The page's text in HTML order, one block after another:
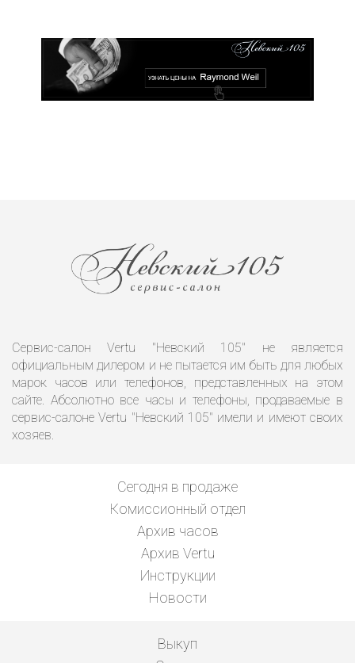
Сервис-салон Vertu "Невский 105" не является
официальным дилером и не пытается им быть для любых
марок часов или телефонов, представленных на этом
сайте. Абсолютно все часы и телефоны, продаваемые в
сервис-салоне Vertu "Невский 105" имели и имеют своих
хозяев.
Сегодня в продаже
Комиссионный отдел
Архив часов
Архив Vertu
Инструкции
Новости
Выкуп